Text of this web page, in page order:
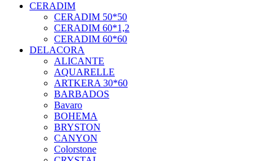
CERADIM
CERADIM 50*50
CERADIM 60*1,2
CERADIM 60*60
DELACORA
ALICANTE
AQUARELLE
ARTKERA 30*60
BARBADOS
Bavaro
BOHEMA
BRYSTON
CANYON
Colorstone